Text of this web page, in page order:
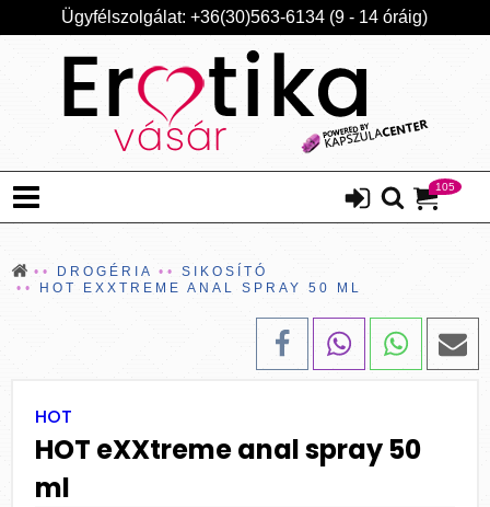
Ügyfélszolgálat: +36(30)563-6134 (9 - 14 óráig)
105
DROGÉRIA
SIKOSÍTÓ
HOT EXXTREME ANAL SPRAY 50 ML
HOT
HOT eXXtreme anal spray 50
ml